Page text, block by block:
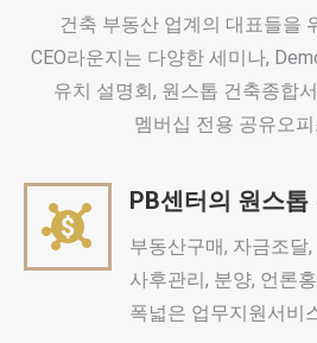
건축 부동산 업계의 대표들을
CEO라운지는 다양한 세미나,
유치 설명회, 원스톱 건축종합
멤버십 전용 공유오
PB센터의 원스
부동산구매, 자금조달,
사후관리, 분양, 언론
폭넓은 업무지원서비